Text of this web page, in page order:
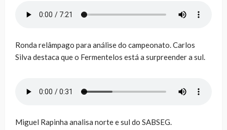
Ronda relâmpago para análise do campeonato. Carlos
Silva destaca que o Fermentelos está a surpreender a sul.
Miguel Rapinha analisa norte e sul do SABSEG.